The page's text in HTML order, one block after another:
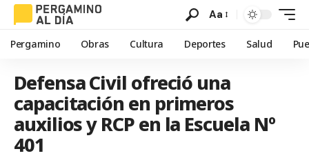
Aa
Pergamino Obras Cultura Deportes Salud
Defensa Civil ofreció una
capacitación en primeros
auxilios y RCP en la Escuela Nº
401